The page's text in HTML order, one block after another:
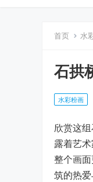
首页 水
石拱
水彩粉画
欣赏这
露着艺
整个画
筑的热